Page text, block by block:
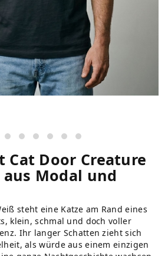
Cat Door Creature
Modal und
steht eine Katze am Rand eines
klein, schmal und doch voller
Ihr langer Schatten zieht sich
als würde aus einem einzigen